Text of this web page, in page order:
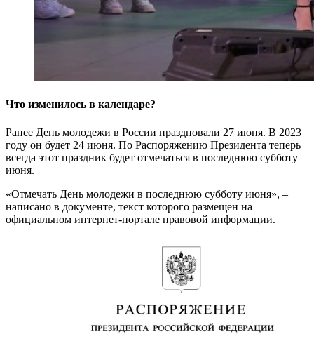
Что изменилось в календаре?
Ранее День молодежи в России праздновали 27 июня. В 2023
году он будет 24 июня. По Распоряжению Президента теперь
всегда этот праздник будет отмечаться в последнюю субботу
июня.
«Отмечать День молодежи в последнюю субботу июня», –
написано в документе, текст которого размещен на
официальном интернет-портале правовой информации.